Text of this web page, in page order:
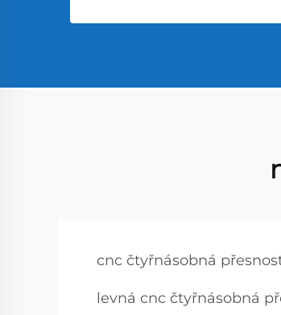
cnc čtyřnásobná
levná cnc čtyřnásobná